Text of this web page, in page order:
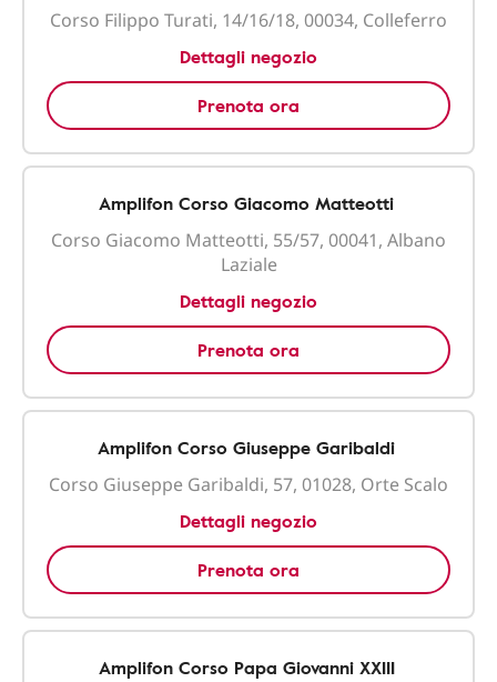
Corso Filippo Turati, 14/16/18, 00034, Colleferro
Dettagli negozio
Prenota ora
Amplifon Corso Giacomo Matteotti
Corso Giacomo Matteotti, 55/57, 00041, Albano
Laziale
Dettagli negozio
Prenota ora
Amplifon Corso Giuseppe Garibaldi
Corso Giuseppe Garibaldi, 57, 01028, Orte Scalo
Dettagli negozio
Prenota ora
Amplifon Corso Papa Giovanni XXIII